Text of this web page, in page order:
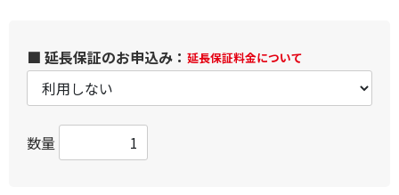
■ 延長保証のお申込み： 延長保証料金について
数量